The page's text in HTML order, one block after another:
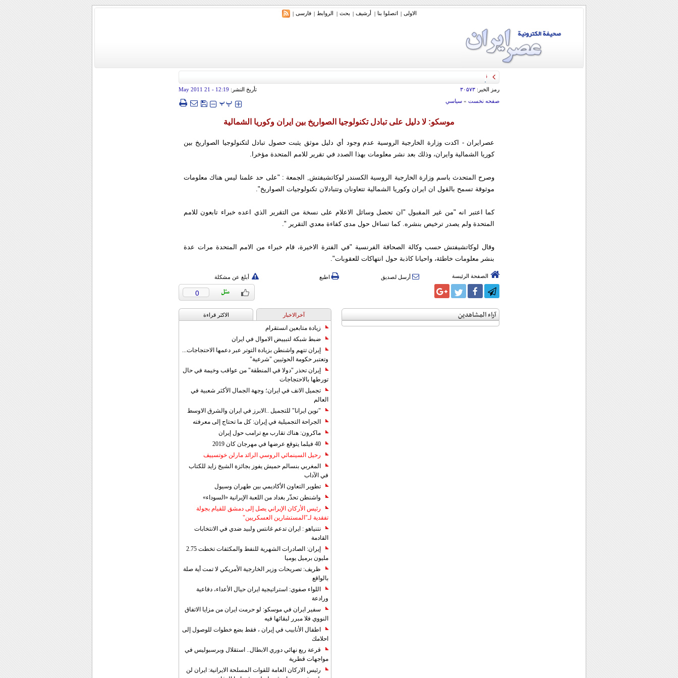
الاولی | اتصلوا بنا | أرشیف | بحث | الروابط | فارسی |
قائد الحرس الثوري: إيران ستدمر أمريكا وإسرائيل والسعودية إذا تجاوزت خطوط طهران الحمراء
رمز الخبر: ۳۰۵۷۳ تأريخ النشر: 12:19
- 21 May 2011
صفحه نخست» سياسي ‍‍‍ پپ
موسكو: لا دليل على تبادل تكنولوجيا الصواريخ بين ايران وكوريا الشمالية
عصرايران - اكدت وزارة الخارجية الروسية عدم وجود أي دليل موثق يثبت حصول تبادل لتكنولوجيا الصواريخ بين
كوريا الشمالية وايران، وذلك بعد نشر معلومات بهذا الصدد في تقرير للامم المتحدة مؤخرا.
وصرح المتحدث باسم وزارة الخارجية الروسية الكسندر لوكاتشيفتش, الجمعة : "على حد علمنا ليس هناك معلومات
موثوقة تسمح بالقول ان ايران وكوريا الشمالية تتعاونان وتتبادلان تكنولوجيات الصواريخ".
كما اعتبر انه "من غير المقبول "ان تحصل وسائل الاعلام على نسخة من التقرير الذي اعده خبراء تابعون للامم
المتحدة ولم يصدر ترخيص بنشره. كما تساءل حول مدى كفاءة معدي التقرير ".
وقال لوكاتشيفتش حسب وكالة الصحافة الفرنسية "في الفترة الاخيرة، قام خبراء من الامم المتحدة مرات عدة
بنشر معلومات خاطئة، واحيانا كاذبة حول انتهاكات للعقوبات".
الصفحة الرئيسة أرسل لصديق اطبع أبلغ عن مشكلة
0
آراء المشاهدين آخرالاخبار الاکثر قراءة
زيادة متابعين انستقرام
ضبط شبكة لتبييض الاموال في ايران
إيران تتهم واشنطن بزيادة التوتر عبر دعمها الاحتجاجات...
وتعتبر حكومة الحوثيين "شرعية"
إيران تحذر "دولا في المنطقة" من عواقب وخيمة في حال
تورطها بالاحتجاجات
تجميل الانف في ايران؛ وجهة الجمال الأكثر شعبية في
العالم
"نوين ايرانا" للتجميل ..الابرز في ايران والشرق الاوسط
الجراحة التجميلية في إيران: كل ما تحتاج إلى معرفته
ماكرون: هناك تقارب مع ترامب حول إيران
40 فيلما يتوقع عرضها في مهرجان كان 2019
رحيل السينمائي الروسي الرائد مارلن خوتسييف
المغربي بنسالم حميش يفوز بجائزة الشيخ زايد للكتاب
في الآداب
تطوير التعاون الأكاديمي بين طهران وسيول
واشنطن تحذّر بغداد من اللعبة الإيرانية «السوداء»
رئيس الأركان الإيراني يصل إلى دمشق للقيام بجولة
تفقدية لـ"المستشارين العسكريين"
نتنياهو : ايران تدعم غانتس ولبيد ضدي في الانتخابات
القادمة
إيران: الصادرات الشهریة للنفط والمكثفات تخطت 2.75
مليون برميل يوميا
ظريف: تصريحات وزير الخارجية الأمريكي لا تمت أية صلة
بالواقع
اللواء صفوي: استراتيجية ايران حيال الأعداء، دفاعية
ورادعة
سفير ايران في موسكو: لو حرمت ايران من مزايا الاتفاق
النووي فلا مبرر لبقائها فيه
اطفال الأنابيب في إيران ، فقط بضع خطوات للوصول إلى
احلامك
قرعة ربع نهائي دوري الابطال.. استقلال وبرسبوليس في
مواجهات قطرية
رئيس الاركان العامة للقوات المسلحة الايرانية: ايران لن